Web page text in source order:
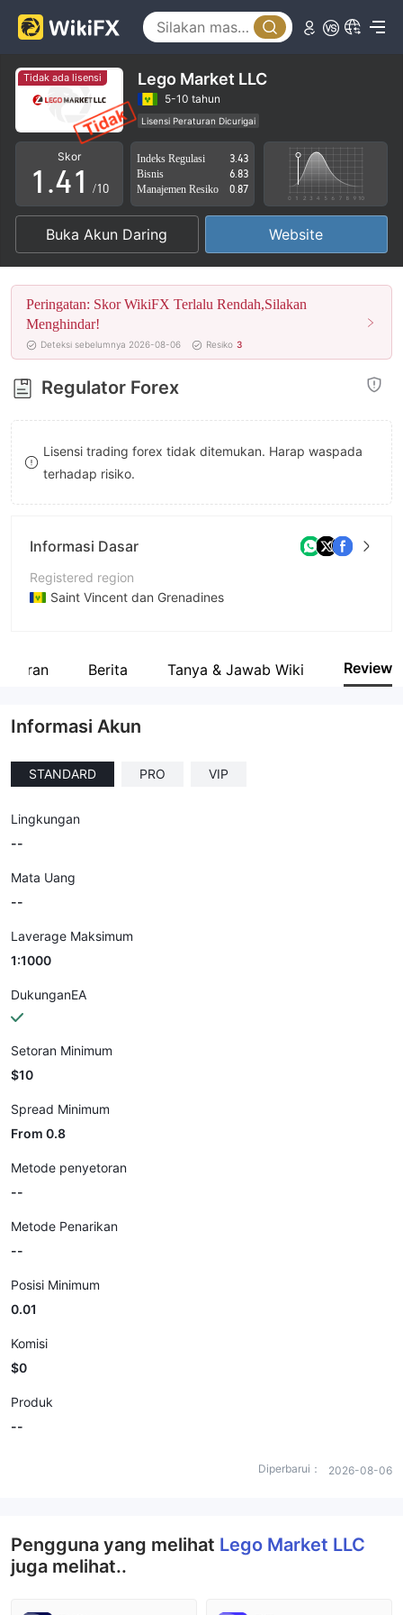
Tidak ada lisensi Lego Market LLC
5-10 tahun
Lisensi Peraturan Dicurigai
Lingkup Bisnis Mencurigakan
Potensi risiko tinggi
Skor
0
1
2
3
4
5
6
7
8
9
.
0
1
2
3
4
5
6
7
8
9
0
1
2
3
4
5
6
7
8
9
/10
Indeks Regulasi
3.43
Bisnis
6.83
Manajemen Resiko
0.87
Buka Akun Daring Website
Peringatan: Skor WikiFX Terlalu Rendah,Silakan
Menghindar!
Deteksi sebelumnya 2026-08-06 Resiko 3
Regulator Forex
Lisensi trading forex tidak ditemukan. Harap waspada
terhadap risiko.
Informasi Dasar
Registered region
Saint Vincent dan Grenadines
Nama perusahaan
Berita Tanya & Jawab Wiki Review
Informasi Akun
STANDARD PRO VIP
Lingkungan
--
Mata Uang
--
Laverage Maksimum
1:1000
DukunganEA
Setoran Minimum
$10
Spread Minimum
From 0.8
Metode penyetoran
--
Metode Penarikan
--
Posisi Minimum
0.01
Komisi
$0
Produk
--
Diperbarui： 2026-08-06
Pengguna yang melihat Lego Market LLC
juga melihat..